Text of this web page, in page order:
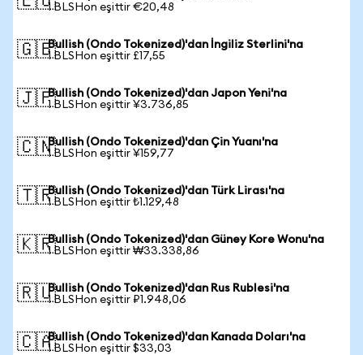
1 BLSHon eşittir €20,48
🇬🇧Bullish (Ondo Tokenized)'dan İngiliz Sterlini'na
1 BLSHon eşittir £17,55
🇯🇵Bullish (Ondo Tokenized)'dan Japon Yeni'na
1 BLSHon eşittir ¥3.736,85
🇨🇳Bullish (Ondo Tokenized)'dan Çin Yuanı'na
1 BLSHon eşittir ¥159,77
🇹🇷Bullish (Ondo Tokenized)'dan Türk Lirası'na
1 BLSHon eşittir ₺1.129,48
🇰🇷Bullish (Ondo Tokenized)'dan Güney Kore Wonu'na
1 BLSHon eşittir ₩33.338,86
🇷🇺Bullish (Ondo Tokenized)'dan Rus Rublesi'na
1 BLSHon eşittir ₽1.948,06
🇨🇦Bullish (Ondo Tokenized)'dan Kanada Doları'na
1 BLSHon eşittir $33,03